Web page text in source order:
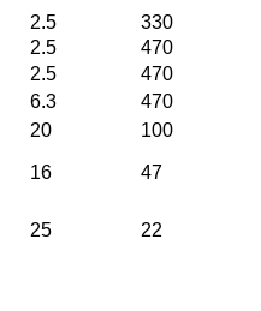
2.5
330
2.5
470
2.5
470
6.3
470
20
100
16 47
25 22